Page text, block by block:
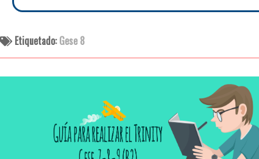
Etiquetado:Gese 8